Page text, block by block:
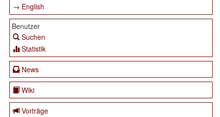
→ English
Benutzer
Suchen
Statistik
News
Wiki
Vorträge